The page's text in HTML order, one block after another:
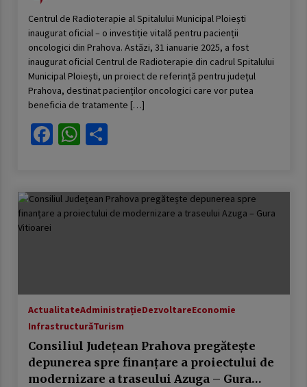
nevoie de o piață RCA corectă și echilibrată!”
14 octombrie 2025
Președintele Consiliului Județean Prahova,
Virgiliu Nanu, convoacă la consultări liderii
partidelor din Consiliul Local Ploiești
9 septembrie 2025
Centrul de Radioterapie al Spitalului Municipal Ploiești
inaugurat oficial – o investiție vitală pentru pacienții
oncologici din Prahova. Astăzi, 31 ianuarie 2025, a fost
inaugurat oficial Centrul de Radioterapie din cadrul Spitalului
Municipal Ploiești, un proiect de referință pentru județul
Prahova, destinat pacienților oncologici care vor putea
beneficia de tratamente […]
Facebook
WhatsApp
Partajează
ActualitateAdministrațieDezvoltareEconomie
InfrastructurăTurism
Consiliul Județean Prahova pregătește
depunerea spre finanțare a proiectului de
modernizare a traseului Azuga – Gura